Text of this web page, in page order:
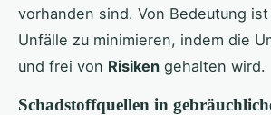
vorhanden sind. Von Bedeutung
Unfälle zu minimieren, indem die
und frei von Risiken gehalten wird.
Schadstoffquellen in